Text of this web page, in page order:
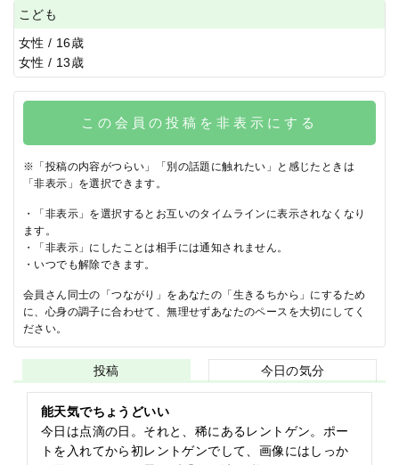
こども
女性 / 16歳
女性 / 13歳
この会員の投稿を非表示にする
※「投稿の内容がつらい」「別の話題に触れたい」と感じたときは
「非表示」を選択できます。
・「非表示」を選択するとお互いのタイムラインに表示されなくなり
ます。
・「非表示」にしたことは相手には通知されません。
・いつでも解除できます。
会員さん同士の「つながり」をあなたの「生きるちから」にするため
に、心身の調子に合わせて、無理せずあなたのペースを大切にしてく
ださい。
投稿 今日の気分
能天気でちょうどいい
今日は点滴の日。それと、稀にあるレントゲン。ポー
トを入れてから初レントゲンでして、画像にはしっか